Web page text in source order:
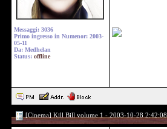
Messaggi: 3036
Primo ingresso in Numenor: 2003-
05-11
Da: Medhelan
Status: offline
[Cinema] Kill Bill volume 1 - 2003-10-28 2:42:08